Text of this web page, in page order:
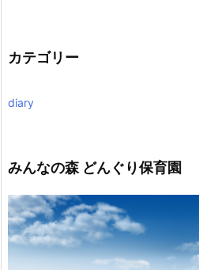
カテゴリー
diary
みんなの森 どんぐり保育園